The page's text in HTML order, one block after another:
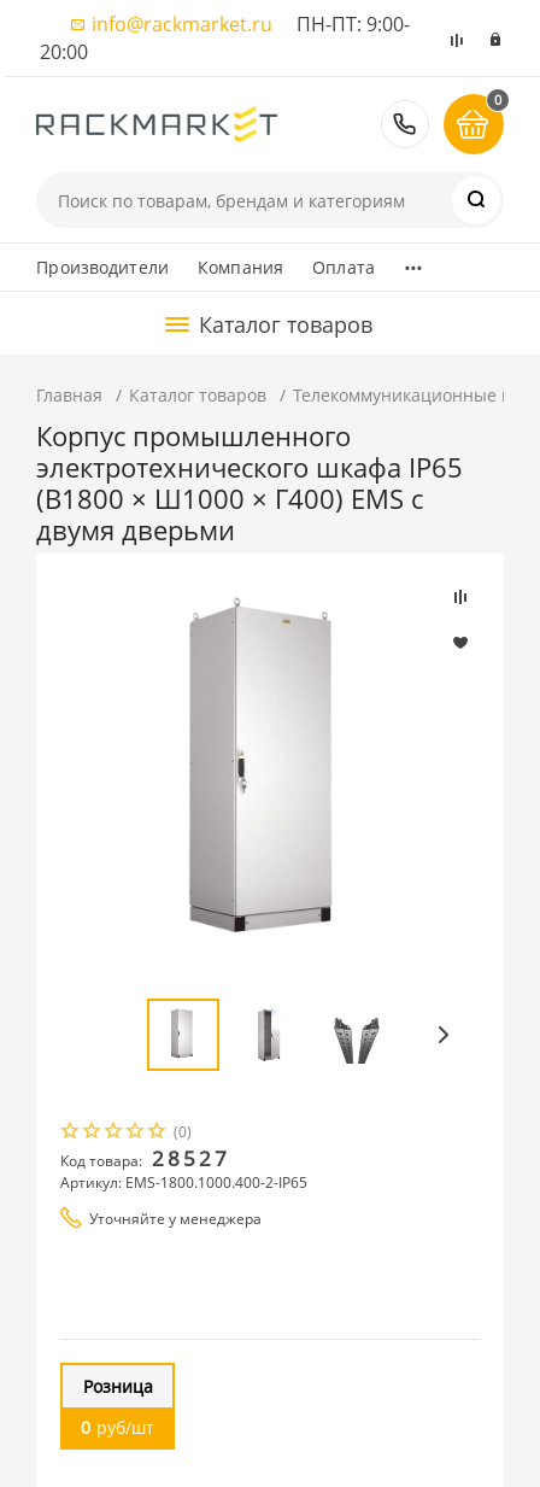
info@rackmarket.ru ПН-ПТ: 9:00-
20:00
8 (495)
0
Производители Компания Оплата ...
Каталог товаров
Главная Каталог товаров Телекоммуникационные
Корпус промышленного
электротехнического шкафа IP65
(В1800 × Ш1000 × Г400) EMS c
двумя дверьми
(0)
Код товара: 28527
Артикул: EMS-1800.1000.400-2-IP65
Уточняйте у менеджера
Розница
0 руб/шт